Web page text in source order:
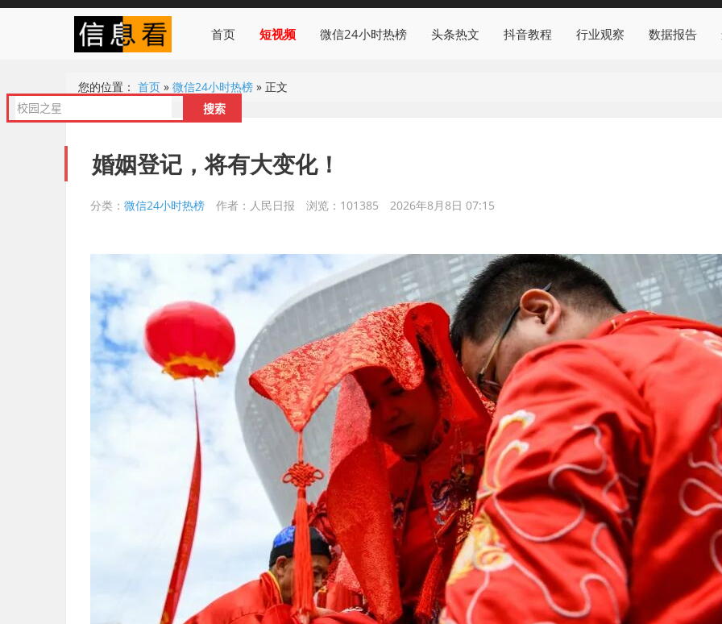
首页 短视频 微信24小时热榜 头条热文 抖音教程 行业观察 数据报告
您的位置： 首页 » 微信24小时热榜 » 正文
婚姻登记，将有大变化！
分类： 微信24小时热榜 作者：人民日报 浏览：101385 2026年8月8日 07:15